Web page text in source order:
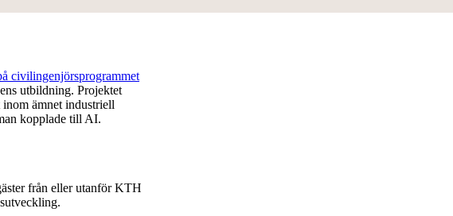
civilingenjörsprogrammet
utbildning. Projektet
ämnet industriell
kopplade till AI.
från eller utanför KTH